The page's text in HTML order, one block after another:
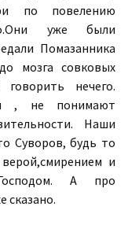
по повелению
уже были
Помазанника
мозга совковых
нечего.
, не понимают
Наши
Суворов, будь то
и
А про
сказано.